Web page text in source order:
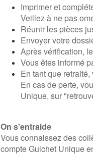
Imprimer et
Veillez à ne pas
Réunir les pièces
Envoyer votre
Après vérification,
Vous êtes informé
En tant que retraité,
En cas de perte,
Unique, sur
On s'entraide
Vous connaissez des
compte Guichet Unique